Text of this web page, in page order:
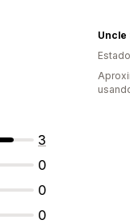
3
0
0
0
Uncle